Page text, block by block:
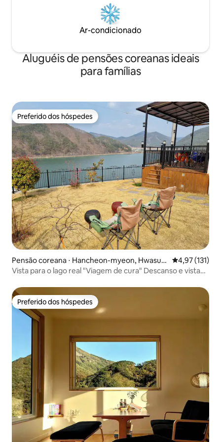
20.000 KRW/pessoa (se mais de 4
pessoas) Taxa de uso da churrasqueira
(incluindo carvão): 30.000 KRW/rodada
pessoas)
Ar-condicionado
Aluguéis de pensões coreanas ideais
para famílias
Preferido dos hóspedes
Preferido dos hóspedes
Pensão coreana ⋅ Hancheon-myeon, Hwasun
-gun
4,97 de uma
4,97 (131)
Vista para o lago real "Viagem de cura" Descanso e vista
Preferido dos hóspedes
Preferido dos hóspedes